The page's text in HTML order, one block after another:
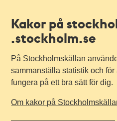
Kakor på
.stockholm.se
På Stockholmskällan
sammanställa statistik och
fungera på ett bra sätt för dig.
Om kakor på